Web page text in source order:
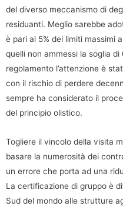
del diverso meccanismo di
residuanti. Meglio sarebbe
è pari al 5% dei limiti massimi
quelli non ammessi la soglia
regolamento l’attenzione è
con il rischio di perdere
sempre ha considerato il
del principio olistico.
Togliere il vincolo della visita
basare la numerosità dei
un errore che porta ad una
La certificazione di gruppo è
Sud del mondo alle strutture